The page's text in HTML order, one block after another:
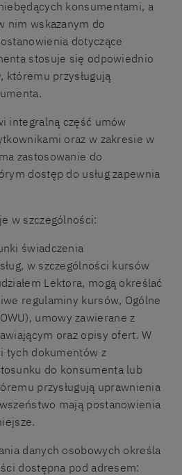
konsumentami, a
nim wskazanym do
dotyczące
stosuje się odpowiednio
któremu przysługują
integralną część umów
oraz w zakresie w
zastosowanie do
dostęp do usług zapewnia
w szczególności:
świadczenia
w szczególności kursów
Lektora, mogą określać
regulaminy kursów, Ogólne
umowy zawierane z
oraz opisy ofert. W
tych dokumentów z
do konsumenta lub
przysługują uprawnienia
mają postanowienia
danych osobowych określa
dostępna pod adresem: